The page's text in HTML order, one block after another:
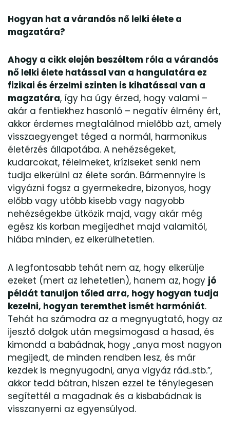
Hogyan hat a várandós nő lelki élete a
magzatára?
Ahogy a cikk elején beszéltem róla a várandós
nő lelki élete hatással van a hangulatára ez
fizikai és érzelmi szinten is kihatással van a
magzatára, így ha úgy érzed, hogy valami –
akár a fentiekhez hasonló – negatív élmény ért,
akkor érdemes megtalálnod mielőbb azt, amely
visszaegyenget téged a normál, harmonikus
életérzés állapotába. A nehézségeket,
kudarcokat, félelmeket, kríziseket senki nem
tudja elkerülni az élete során. Bármennyire is
vigyázni fogsz a gyermekedre, bizonyos, hogy
előbb vagy utóbb kisebb vagy nagyobb
nehézségekbe ütközik majd, vagy akár még
egész kis korban megijedhet majd valamitől,
hiába minden, ez elkerülhetetlen.
A legfontosabb tehát nem az, hogy elkerülje
ezeket (mert az lehetetlen), hanem az, hogy jó
példát tanuljon tőled arra, hogy hogyan tudja
kezelni, hogyan teremthet ismét harmóniát.
Tehát ha számodra az a megnyugtató, hogy az
ijesztő dolgok után megsimogasd a hasad, és
kimondd a babádnak, hogy „anya most nagyon
megijedt, de minden rendben lesz, és már
kezdek is megnyugodni, anya vigyáz rád..stb.”,
akkor tedd bátran, hiszen ezzel te ténylegesen
segítettél a magadnak és a kisbabádnak is
visszanyerni az egyensúlyod.